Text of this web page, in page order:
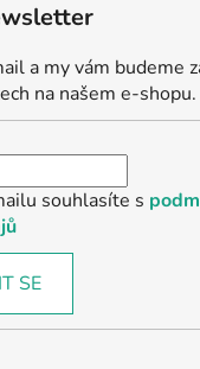
a my vám budeme
na našem e-shopu.
souhlasíte s
SE